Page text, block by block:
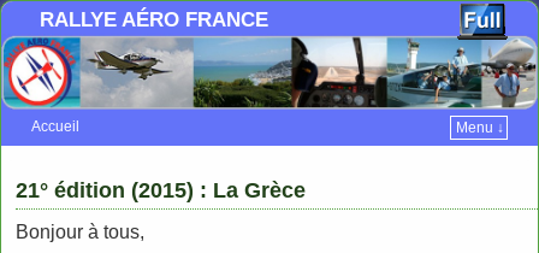
RALLYE AÉRO FRANCE
Accueil
Menu ↓
21° édition (2015) : La Grèce
Bonjour à tous,